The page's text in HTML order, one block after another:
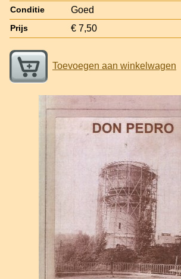
Conditie Goed
Prijs € 7,50
Toevoegen aan winkelwagen